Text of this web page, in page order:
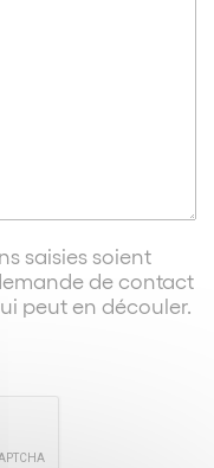
saisies soient
de contact
peut en découler.